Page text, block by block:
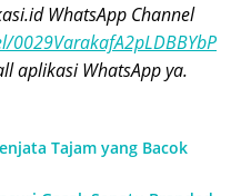
WhatsApp Channel
aplikasi WhatsApp ya.
Tajam yang Bacok